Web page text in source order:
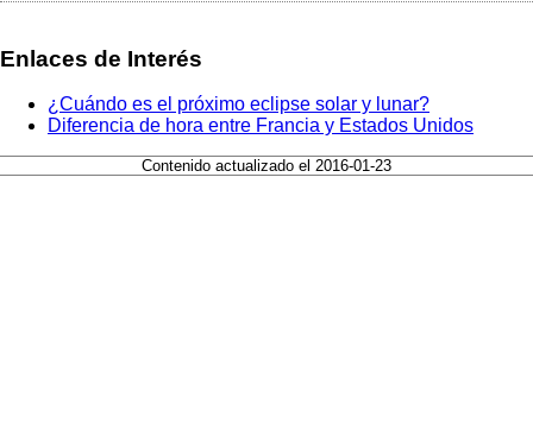
Enlaces de Interés
¿Cuándo es el próximo eclipse solar y lunar?
Diferencia de hora entre Francia y Estados Unidos
Contenido actualizado el 2016-01-23